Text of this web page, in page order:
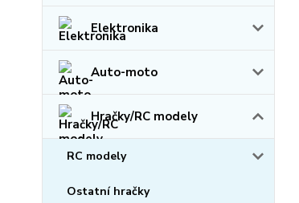
Elektronika
Auto-moto
Hračky/RC modely
RC modely
Ostatní hračky